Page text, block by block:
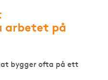
arbetet på
bygger ofta på ett